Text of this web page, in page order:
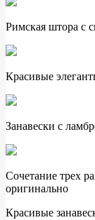
Римская штора с
Красивые
Занавески с
Сочетание трех
оригинально
Красивые